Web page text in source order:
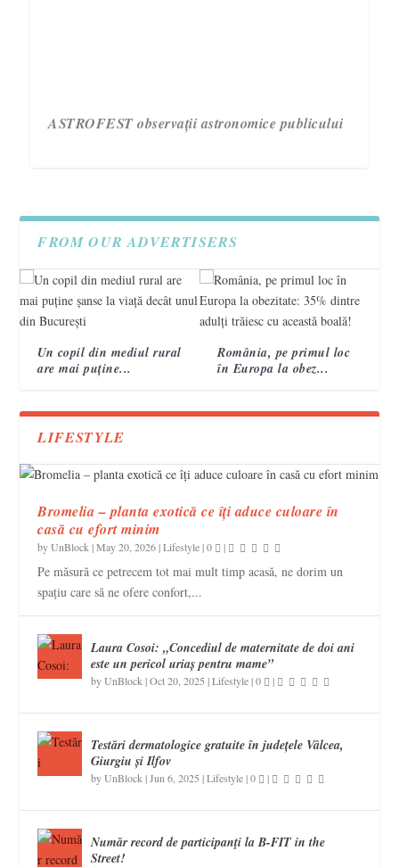
ASTROFEST observații astronomice publicului
vascular cerebral 2
încheie a treia ediție.
FROM OUR ADVERTISERS
Un copil din mediul rural
are mai puține...
România, pe primul loc
în Europa la obez...
LIFESTYLE
Bromelia – planta exotică ce îți aduce culoare în
casă cu efort minim
byUnBlock |May 20, 2026|Lifestyle|0 |
Pe măsură ce petrecem tot mai mult timp acasă, ne dorim un
spațiu care să ne ofere confort,...
Laura Cosoi: „Concediul de maternitate de doi ani
este un pericol uriaș pentru mame”
byUnBlock |Oct 20, 2025 |Lifestyle|0 |
Testări dermatologice gratuite în județele Vâlcea,
Giurgiu și Ilfov
byUnBlock |Jun 6, 2025 |Lifestyle|0 |
Număr record de participanţi la B-FIT in the
Street!